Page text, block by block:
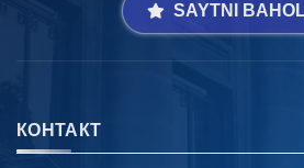
SAYTNI
КОНТАКТ